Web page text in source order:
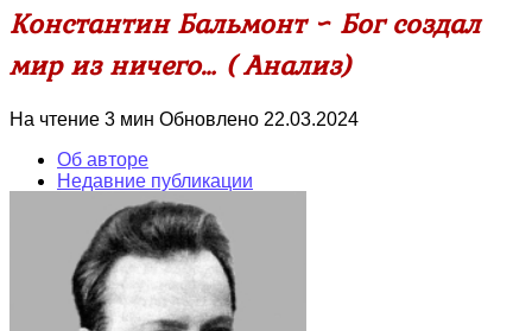
Константин Бальмонт ~ Бог создал
мир из ничего… ( Анализ)
На чтение 3 мин Обновлено 22.03.2024
Об авторе
Недавние публикации